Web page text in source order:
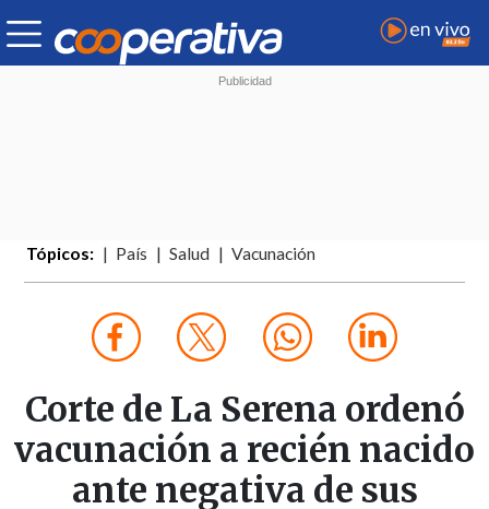
Tópicos: País Salud Vacunación
Corte de La Serena ordenó
vacunación a recién nacido
ante negativa de sus